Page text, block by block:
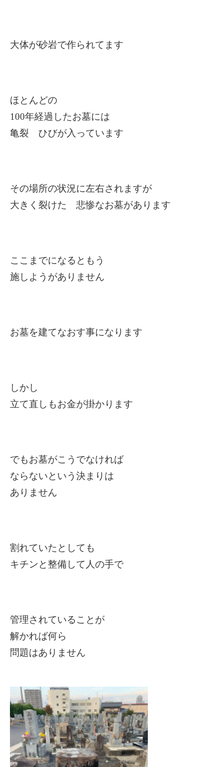
大体が砂岩で作られてます
ほとんどの
100年経過したお墓には
亀裂 ひびが入っています
その場所の状況に左右されますが
大きく裂けた 悲惨なお墓があります
ここまでになるともう
施しようがありません
お墓を建てなおす事になります
しかし
立て直しもお金が掛かります
でもお墓がこうでなければ
ならないという決まりは
ありません
割れていたとしても
キチンと整備して人の手で
管理されていることが
解かれば何ら
問題はありません